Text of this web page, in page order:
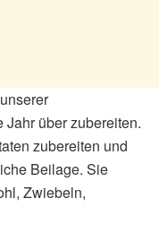
über zubereiten.
zubereiten und
Beilage. Sie
Zwiebeln,